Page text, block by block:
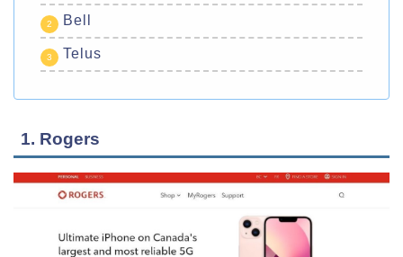
Bell
Telus
1. Rogers